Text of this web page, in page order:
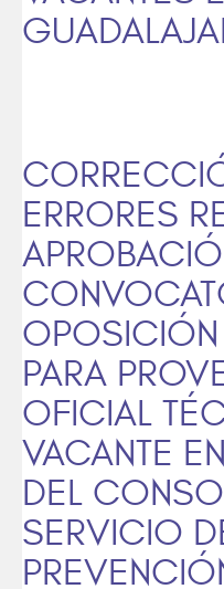
ERRORES
OPOSICIÓN
PARA
OFICIAL
VACANTE
DEL
SERVICIO